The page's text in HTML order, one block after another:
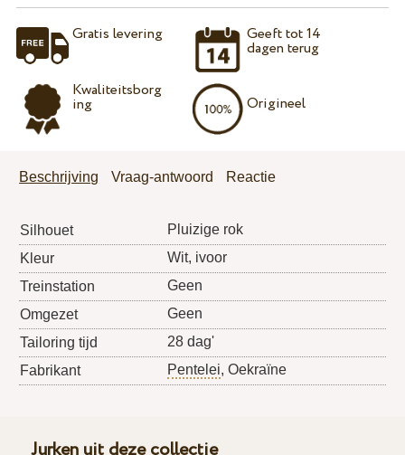
Gratis levering
Kwaliteitsborg
ing
Geeft tot 14
dagen terug
Origineel
Beschrijving Vraag-antwoord Reactie
Silhouet
Pluizige rok
Kleur
Wit, ivoor
Treinstation
Geen
Omgezet
Geen
Tailoring tijd
28 dag'
Fabrikant
Pentelei, Oekraïne